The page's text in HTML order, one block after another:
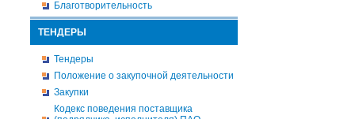
Благотворительность
ТЕНДЕРЫ
Тендеры
Положение о закупочной деятельности
Закупки
Кодекс поведения поставщика